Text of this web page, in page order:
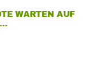
WARTEN AUF